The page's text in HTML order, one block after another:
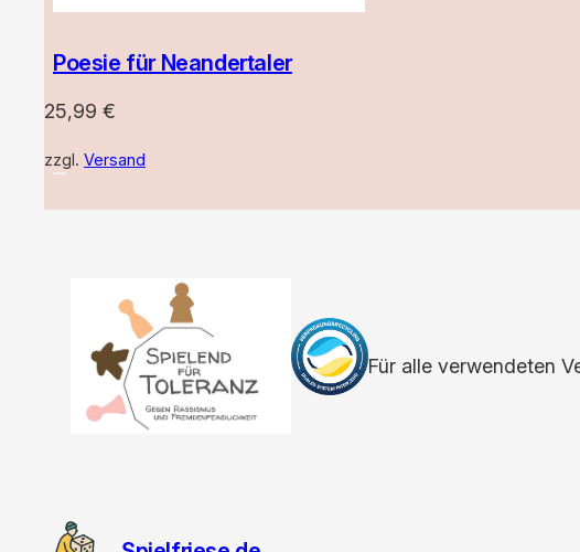
Poesie für Neandertaler
25,99 €
zzgl. Versand
Für alle verwendeten